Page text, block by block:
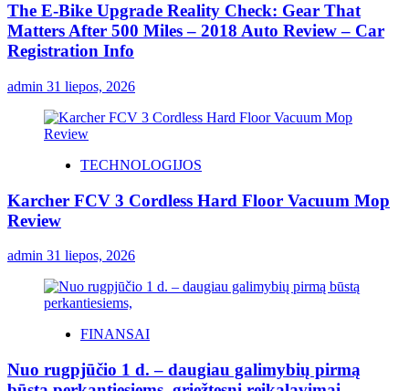
The E-Bike Upgrade Reality Check: Gear That
Matters After 500 Miles – 2018 Auto Review – Car
Registration Info
admin 31 liepos, 2026
TECHNOLOGIJOS
Karcher FCV 3 Cordless Hard Floor Vacuum Mop
Review
admin 31 liepos, 2026
FINANSAI
Nuo rugpjūčio 1 d. – daugiau galimybių pirmą